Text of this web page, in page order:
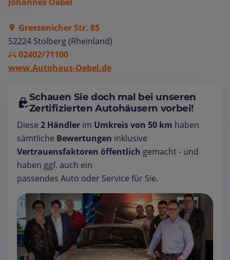
Gressenicher Str. 85
52224 Stolberg (Rheinland)
02402/71100
www.Autohaus-Oebel.de
Schauen Sie doch mal bei unseren
Zertifizierten Autohäusern vorbei!
Diese 2 Händler im Umkreis von 50 km haben
sämtliche Bewertungen inklusive
Vertrauensfaktoren öffentlich gemacht - und
haben ggf. auch ein
passendes Auto oder Service für Sie.